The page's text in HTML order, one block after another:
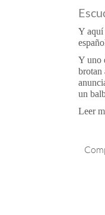
Y aquí
Y uno
brotan
un
Leer